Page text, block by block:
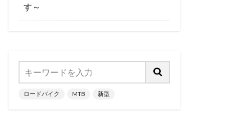
す～
ロードバイク MTB 新型